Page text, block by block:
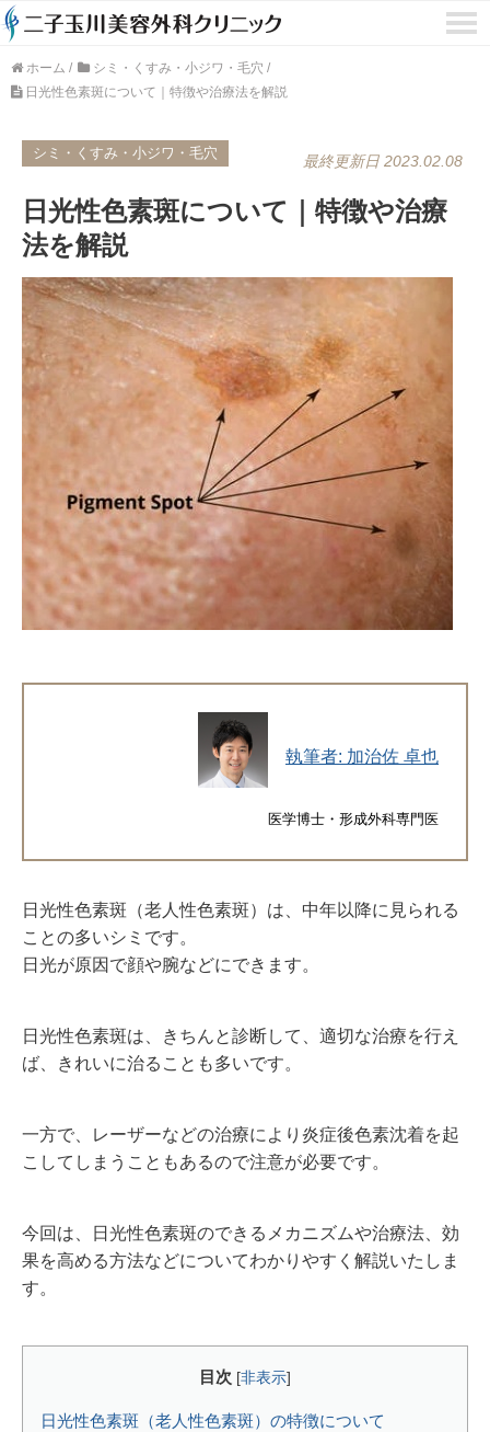
ホーム / シミ・くすみ・小ジワ・毛穴 /
日光性色素斑について｜特徴や治療法を解説
シミ・くすみ・小ジワ・毛穴 最終更新日 2023.02.08
日光性色素斑について｜特徴や治療
法を解説
執筆者: 加治佐 卓也
医学博士・形成外科専門医
日光性色素斑（老人性色素斑）は、中年以降に見られる
ことの多いシミです。
日光が原因で顔や腕などにできます。
日光性色素斑は、きちんと診断して、適切な治療を行え
ば、きれいに治ることも多いです。
一方で、レーザーなどの治療により炎症後色素沈着を起
こしてしまうこともあるので注意が必要です。
今回は、日光性色素斑のできるメカニズムや治療法、効
果を高める方法などについてわかりやすく解説いたしま
す。
目次 [非表示]
日光性色素斑（老人性色素斑）の特徴について